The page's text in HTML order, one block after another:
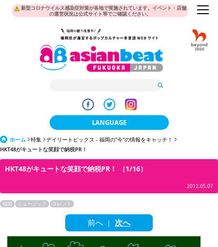
新型コロナウイルス感染症対策が各地で実施されています。イベント・店舗
の運営状況は公式サイト等でご確認ください。
LANGUAGE
日本語
한국어
English
ホーム 特集
デイリートピックス - 福岡の"今"の情報をキャッチ！
HKT48がキュートな笑顔で納税PR！
HKT48がキュートな笑顔で納税PR！ （1/16）
2012.05.07
福岡 ミュージック タレント
前へ | 次へ